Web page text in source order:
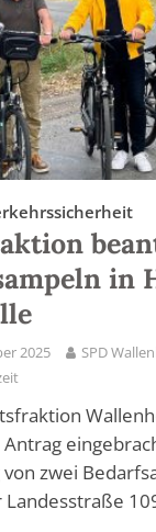
in
2025
SPD
zwei
Landesstraße